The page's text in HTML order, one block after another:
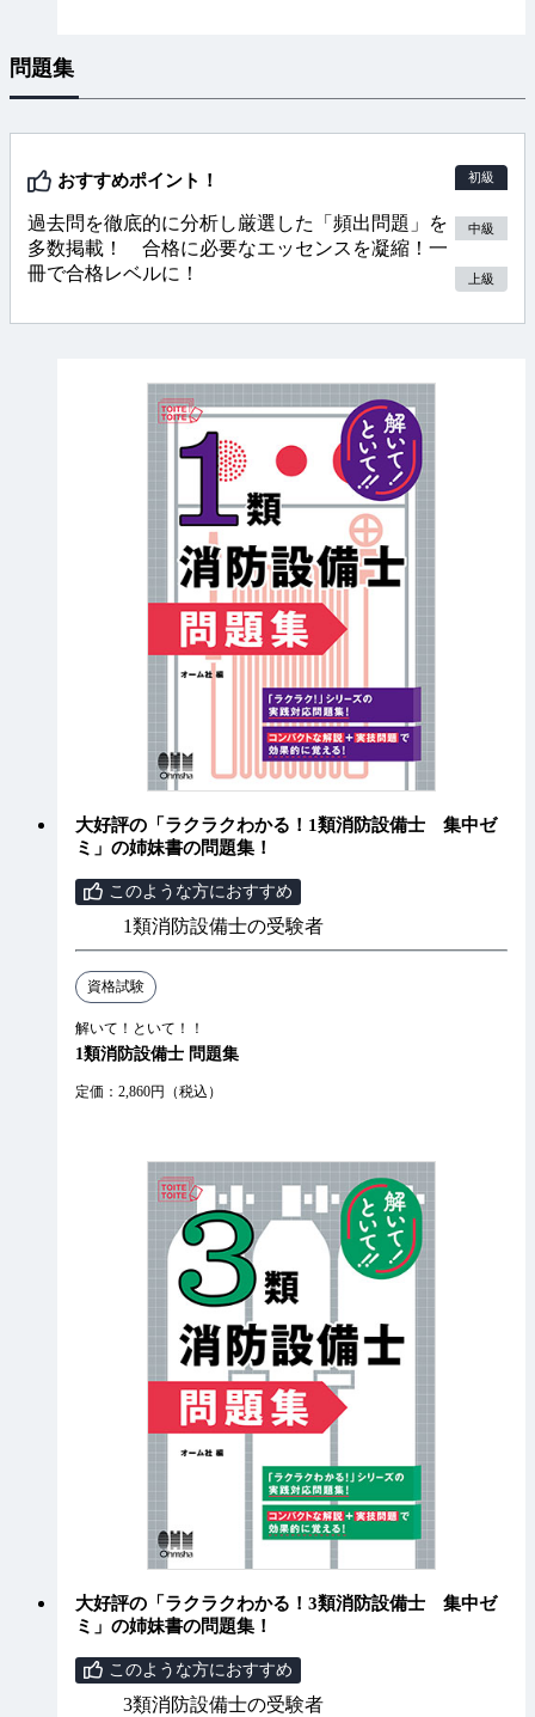
問題集
おすすめポイント！
過去問を徹底的に分析し厳選した「頻出問題」を
多数掲載！ 合格に必要なエッセンスを凝縮！一
冊で合格レベルに！
初級
中級
上級
大好評の「ラクラクわかる！1類消防設備士 集中ゼ
ミ」の姉妹書の問題集！
このような方におすすめ
1類消防設備士の受験者
資格試験
解いて！といて！！
1類消防設備士 問題集
定価：2,860円（税込）
大好評の「ラクラクわかる！3類消防設備士 集中ゼ
ミ」の姉妹書の問題集！
このような方におすすめ
3類消防設備士の受験者